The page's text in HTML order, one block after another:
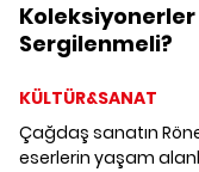
Koleksiyonerler
Sergilenmeli?
KÜLTÜR&SANAT
Çağdaş sanatın
eserlerin yaşam